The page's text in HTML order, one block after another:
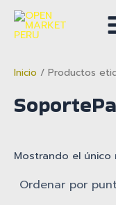
contenido
Inicio / Productos
Mostrando el único